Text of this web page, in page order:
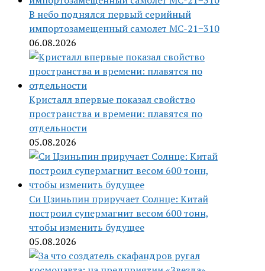
В небо поднялся первый серийный
импортозамещенный самолет МС-21−310
06.08.2026
Кристалл впервые показал свойство
пространства и времени: плавятся по
отдельности
05.08.2026
Си Цзиньпин приручает Солнце: Китай
построил супермагнит весом 600 тонн,
чтобы изменить будущее
05.08.2026